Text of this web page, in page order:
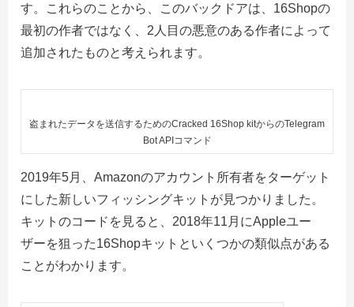
す。これらのことから、このバックドアは、16Shopの
最初の作者ではなく、2人目の悪意のある作者によって
追加されたものと考えられます。
盗まれたデータを送信するためのCracked 16Shop kitからのTelegram
Bot APIコマンド
2019年5月、Amazonのアカウント所有者をターゲット
にした新しいフィッシングキットが見つかりました。
キットのコードを見ると、2018年11月にAppleユー
ザーを狙った16Shopキットといくつかの類似点がある
ことがわかります。